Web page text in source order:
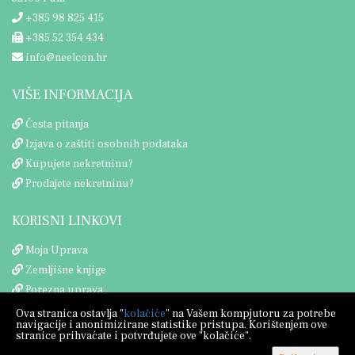
+385 98 825 415
+385 52 354 434
info@neelcon.hr
VIŠE INFORMACIJA
Česta pitanja
Izjava o zaštiti osobnih podataka
Kupujete nekretninu?
Prodajete nekretninu?
KORISNI LINKOVI
Moja Uprava
Zemljišne knjige
Porezna uprava
Ova stranica ostavlja "kolačiće" na Vašem kompjutoru za potrebe
navigacije i anonimizirane statistike pristupa. Korištenjem ove
stranice prihvaćate i potvrđujete ove "kolačiće".